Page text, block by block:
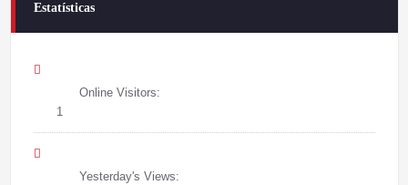
Estatísticas
Online Visitors:
1
Yesterday's Views: